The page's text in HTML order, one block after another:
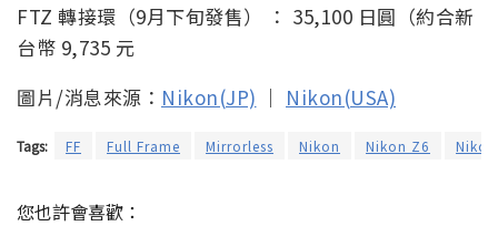
FTZ 轉接環（9月下旬發售） ： 35,100 日圓（約合新
台幣 9,735 元
圖片/消息來源： Nikon(JP) ｜ Nikon(USA)
Tags: FF Full Frame Mirrorless Nikon Nikon Z6
您也許會喜歡：